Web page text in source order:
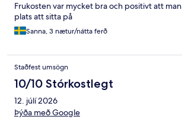
Frukosten var mycket bra och positivt att
plats att sitta på
Sanna, 3 nætur/nátta ferð
Staðfest umsögn
10/10 Stórkostlegt
12. júlí 2026
Þýða með Google